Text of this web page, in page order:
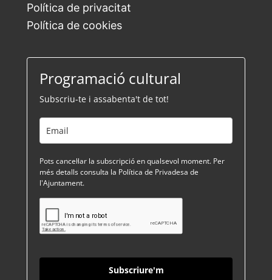
Política de privacitat
Política de cookies
Programació cultural
Subscriu-te i assabenta't de tot!
Pots cancel·lar la subscripció en qualsevol moment. Per
més detalls consulta la Política de Privadesa de
l'Ajuntament.
Subscriure'm